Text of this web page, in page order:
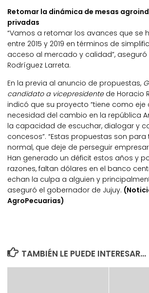
Retomar la dinámica de mesas
privadas
“Vamos a retomar los avances que se
entre 2015 y 2019 en términos de
acceso al mercado y calidad”, aseguró
Rodríguez Larreta.
En la previa al anuncio de propuestas,
candidato a vicepresidentede Horacio
indicó que su proyecto “tiene como eje
necesidad del cambio en la república
la capacidad de escuchar, dialogar y
concesos”. “Estas propuestas son
normal, que deje de perseguir
Han generado un déficit estos años y
razones, faltan dólares en el banco
echan la culpa a alguien y
aseguró el gobernador de Jujuy.
AgroPecuarias)
TAMBIÉN LE PUEDE INTERESAR...